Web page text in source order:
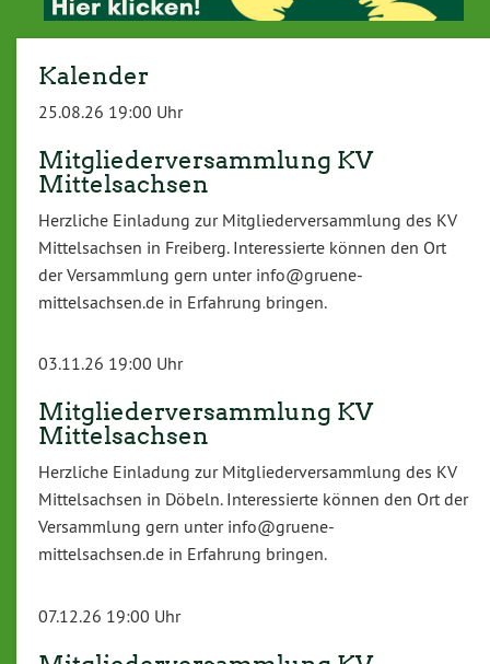
Kalender
25.08.26 19:00 Uhr
Mitgliederversammlung KV
Mittelsachsen
Herzliche Einladung zur Mitgliederversammlung des KV
Mittelsachsen in Freiberg. Interessierte können den Ort
der Versammlung gern unter info@gruene-
mittelsachsen.de in Erfahrung bringen.
03.11.26 19:00 Uhr
Mitgliederversammlung KV
Mittelsachsen
Herzliche Einladung zur Mitgliederversammlung des KV
Mittelsachsen in Döbeln. Interessierte können den Ort der
Versammlung gern unter info@gruene-
mittelsachsen.de in Erfahrung bringen.
07.12.26 19:00 Uhr